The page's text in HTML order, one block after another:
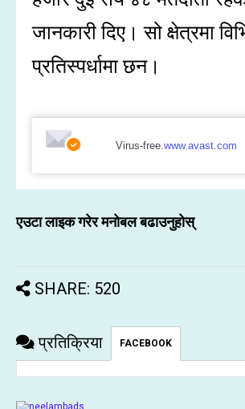
जानकारी दिए। सो क्षेत्रमा
प्रतिस्पर्धामा छन।
Virus-free.www.avast.com
एउटा लाइक गरेर मनोबल बढाउनुहोस्
SHARE: 520
प्रतिक्रिया FACEBOOK